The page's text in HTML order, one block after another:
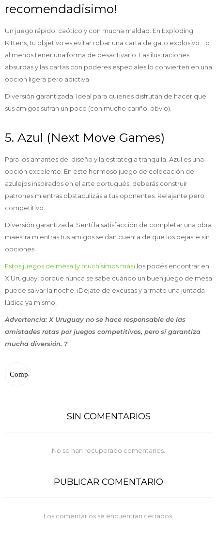
recomendadisimo!
Un juego rápido, caótico y con mucha maldad. En Exploding
Kittens, tu objetivo es evitar robar una carta de gato explosivo... o
al menos tener una forma de desactivarlo. Las ilustraciones
absurdas y las cartas con poderes especiales lo convierten en una
opción ligera pero adictiva.
Diversión garantizada: Ideal para quienes disfrutan de hacer que
sus amigos sufran un poco (con mucho cariño, obvio).
5. Azul (Next Move Games)
Para los amantes del diseño y la estrategia tranquila, Azul es una
opción excelente. En este hermoso juego de colocación de
azulejos inspirados en el arte portugués, deberás construir
patrones mientras obstaculizás a tus oponentes. Relajante pero
competitivo.
Diversión garantizada: Sentí la satisfacción de completar una obra
maestra mientras tus amigos se dan cuenta de que los dejaste sin
opciones.
Estos juegos de mesa (y muchísimos más) los podés encontrar en
X Uruguay, porque nunca se sabe cuándo un buen juego de mesa
puede salvar la noche. ¡Dejate de excusas y armate una juntada
lúdica ya mismo!
Advertencia: X Uruguay no se hace responsable de las
amistades rotas por juegos competitivos, pero sí garantiza
mucha diversión. ?
SIN COMENTARIOS
No se han recuperado comentarios.
PUBLICAR COMENTARIO
Los comentarios se encuentran cerrados.